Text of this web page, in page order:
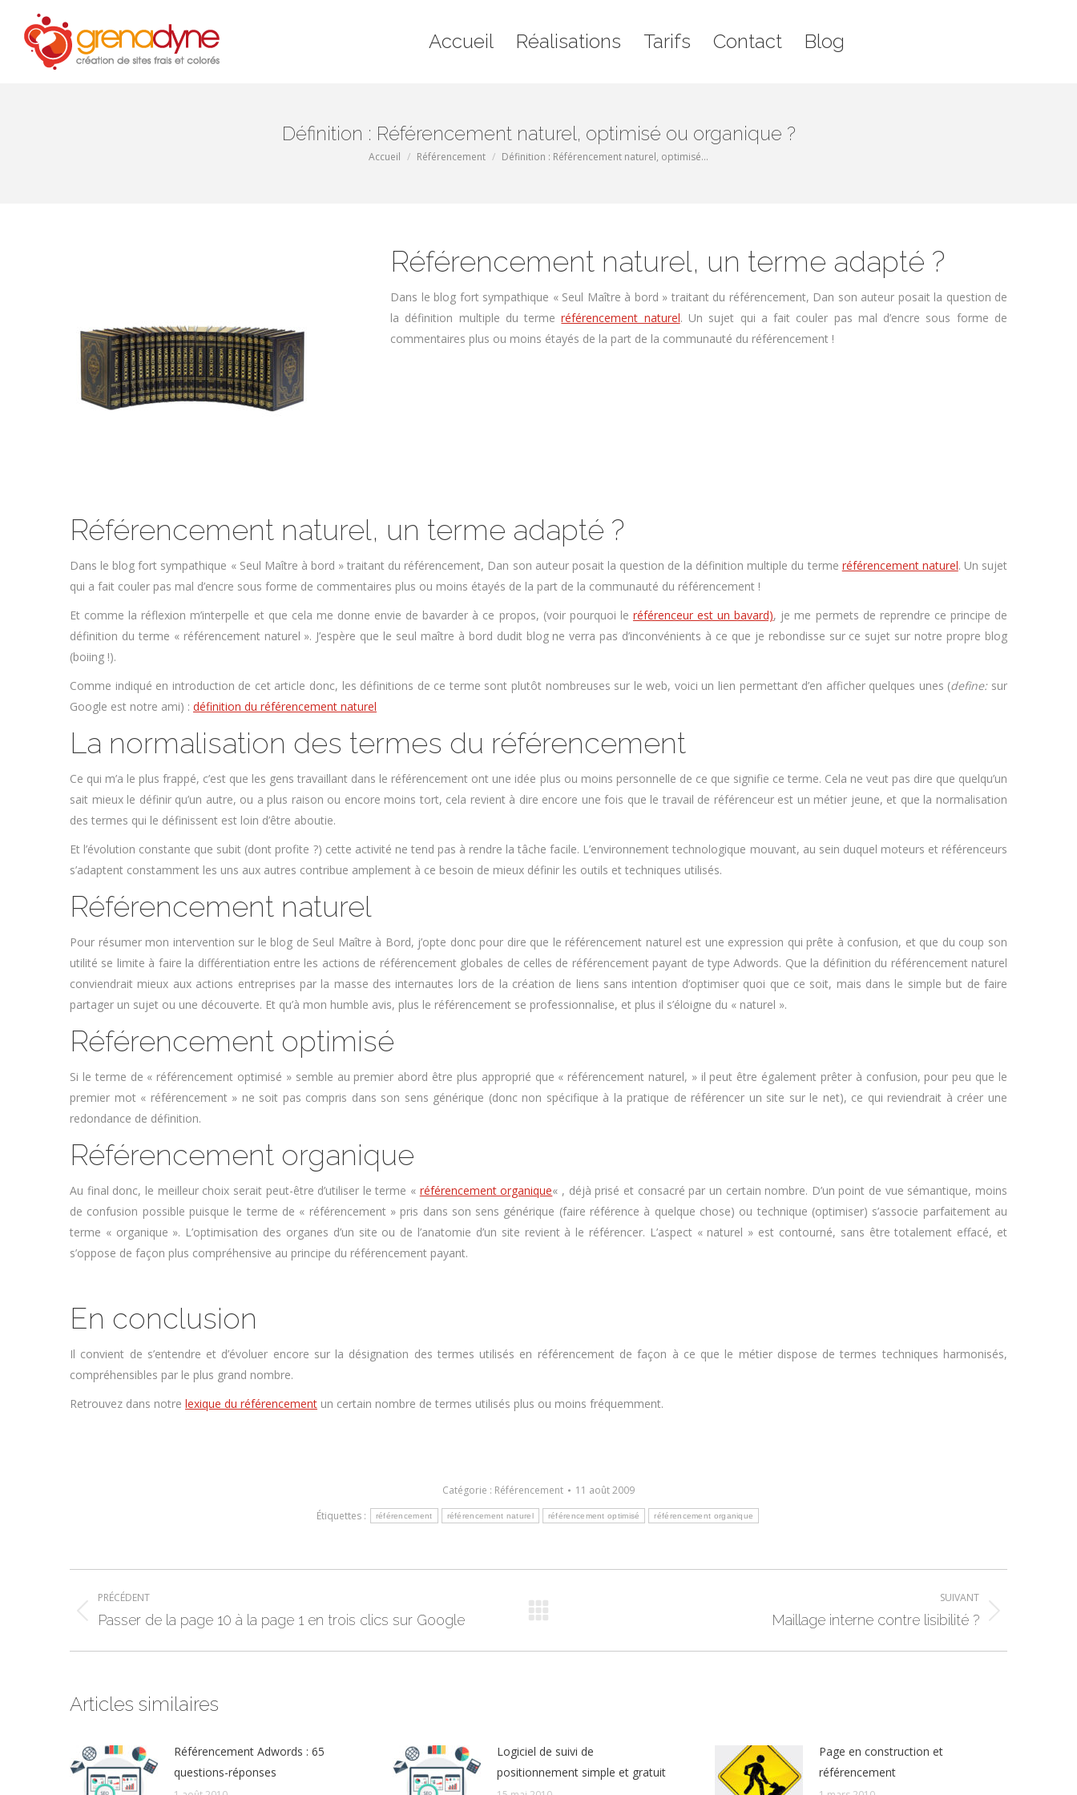
Accueil Réalisations Tarifs Contact Blog
Définition : Référencement naturel, optimisé ou organique ?
Vous êtes ici :
Accueil Référencement Définition : Référencement naturel, optimisé…
Référencement naturel, un terme adapté ?
Dans le blog fort sympathique « Seul Maître à bord » traitant du référencement, Dan son auteur posait la question de
la définition multiple du termeréférencement naturel. Un sujet qui a fait couler pas mal d’encre sous forme de
commentaires plus ou moins étayés de la part de la communauté du référencement !
Référencement naturel, un terme adapté ?
Dans le blog fort sympathique « Seul Maître à bord » traitant du référencement, Dan son auteur posait la question de la définition multiple du terme référencement naturel. Un sujet
qui a fait couler pas mal d’encre sous forme de commentaires plus ou moins étayés de la part de la communauté du référencement !
Et comme la réflexion m’interpelle et que cela me donne envie de bavarder à ce propos, (voir pourquoi le référenceur est un bavard), je me permets de reprendre ce principe de
définition du terme « référencement naturel ». J’espère que le seul maître à bord dudit blog ne verra pas d’inconvénients à ce que je rebondisse sur ce sujet sur notre propre blog
(boiing !).
Comme indiqué en introduction de cet article donc, les définitions de ce terme sont plutôt nombreuses sur le web, voici un lien permettant d’en afficher quelques unes (define: sur
Google est notre ami) : définition du référencement naturel
La normalisation des termes du référencement
Ce qui m’a le plus frappé, c’est que les gens travaillant dans le référencement ont une idée plus ou moins personnelle de ce que signifie ce terme. Cela ne veut pas dire que quelqu’un
sait mieux le définir qu’un autre, ou a plus raison ou encore moins tort, cela revient à dire encore une fois que le travail de référenceur est un métier jeune, et que la normalisation
des termes qui le définissent est loin d’être aboutie.
Et l’évolution constante que subit (dont profite ?) cette activité ne tend pas à rendre la tâche facile. L’environnement technologique mouvant, au sein duquel moteurs et référenceurs
s’adaptent constamment les uns aux autres contribue amplement à ce besoin de mieux définir les outils et techniques utilisés.
Référencement naturel
Pour résumer mon intervention sur le blog de Seul Maître à Bord, j’opte donc pour dire que le référencement naturel est une expression qui prête à confusion, et que du coup son
utilité se limite à faire la différentiation entre les actions de référencement globales de celles de référencement payant de type Adwords. Que la définition du référencement naturel
conviendrait mieux aux actions entreprises par la masse des internautes lors de la création de liens sans intention d’optimiser quoi que ce soit, mais dans le simple but de faire
partager un sujet ou une découverte. Et qu’à mon humble avis, plus le référencement se professionnalise, et plus il s’éloigne du « naturel ».
Référencement optimisé
Si le terme de « référencement optimisé » semble au premier abord être plus approprié que « référencement naturel, » il peut être également prêter à confusion, pour peu que le
premier mot « référencement » ne soit pas compris dans son sens générique (donc non spécifique à la pratique de référencer un site sur le net), ce qui reviendrait à créer une
redondance de définition.
Référencement organique
Au final donc, le meilleur choix serait peut-être d’utiliser le terme « référencement organique« , déjà prisé et consacré par un certain nombre. D’un point de vue sémantique, moins
de confusion possible puisque le terme de « référencement » pris dans son sens générique (faire référence à quelque chose) ou technique (optimiser) s’associe parfaitement au
terme « organique ». L’optimisation des organes d’un site ou de l’anatomie d’un site revient à le référencer. L’aspect « naturel » est contourné, sans être totalement effacé, et
s’oppose de façon plus compréhensive au principe du référencement payant.
En conclusion
Il convient de s’entendre et d’évoluer encore sur la désignation des termes utilisés en référencement de façon à ce que le métier dispose de termes techniques harmonisés,
compréhensibles par le plus grand nombre.
Retrouvez dans notre lexique du référencement un certain nombre de termes utilisés plus ou moins fréquemment.
Catégorie : Référencement
11 août 2009
Étiquettes :
référencement référencement naturel référencement optimisé référencement organique
Navigation
article
PRÉCÉDENT
Article
Passer de la page 10 à la page 1 en trois clics sur Google
SUIVANT
Maillage interne contre lisibilité ?
Articles similaires
Référencement Adwords : 65
questions-réponses
Logiciel de suivi de
positionnement simple et gratuit
Page en construction et
référencement
Recherche